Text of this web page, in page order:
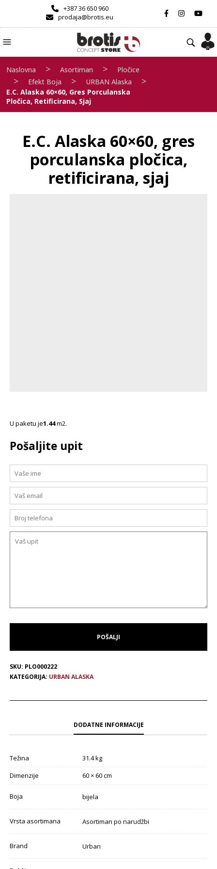
+387 36 650 960
prodaja@brotis.eu
Naslovna > Asortiman > Pločice
> Efekt Boja > URBAN Alaska >
E.C. Alaska 60×60, Gres Porculanska
Pločica, Retificirana, Sjaj
E.C. Alaska 60×60, gres
porculanska pločica,
retificirana, sjaj
U paketu je1.44m2.
Pošaljite upit
SKU: PLO000222
KATEGORIJA: URBAN ALASKA
DODATNE INFORMACIJE
Težina
31.4 kg
Dimenzije
60 × 60 cm
Boja bijela
Vrsta asortimana Asortiman po narudžbi
Brand Urban